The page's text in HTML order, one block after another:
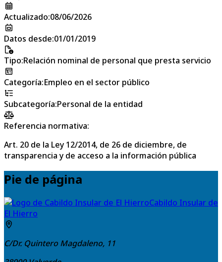
Actualizado:08/06/2026
Datos desde:01/01/2019
Tipo:Relación nominal de personal que presta servicio
Categoría:Empleo en el sector público
Subcategoría:Personal de la entidad
Referencia normativa:
Art. 20 de la Ley 12/2014, de 26 de diciembre, de
transparencia y de acceso a la información pública
Pie de página
Cabildo Insular de
El Hierro
C/Dr. Quintero Magdaleno, 11